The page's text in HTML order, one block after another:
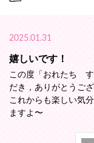
2025.01.31
嬉しいです！
この度「おれたち
だき，ありがとうござ
これからも楽しい気
ますよ〜